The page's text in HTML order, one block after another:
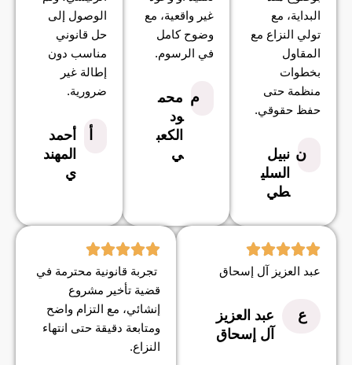
البداية، مع
تولي النزاع مع
المقاول
بخطوات
منظمة حتى
حفظ حقوقي.
ن نبيل
السلي
طي
غير واقعية، مع
وضوح كامل
في الرسوم.
م محم
ود
الكعب
ي
الوصول إلى
حل قانوني
مناسب دون
إطالة غير
ضرورية.
أحمد
المهند
ي
عبد العزيز آل إسحاق
ع
عبد العزيز
آل إسحاق
تجربة قانونية محترمة في
قضية تأخير مشروع
إنشائي، مع التزام واضح
ومتابعة دقيقة حتى انتهاء
النزاع.